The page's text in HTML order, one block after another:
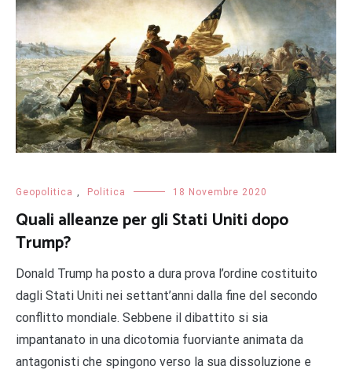
Geopolitica , Politica 18 Novembre 2020
Quali alleanze per gli Stati Uniti dopo
Trump?
Donald Trump ha posto a dura prova l’ordine costituito
dagli Stati Uniti nei settant’anni dalla fine del secondo
conflitto mondiale. Sebbene il dibattito si sia
impantanato in una dicotomia fuorviante animata da
antagonisti che spingono verso la sua dissoluzione e